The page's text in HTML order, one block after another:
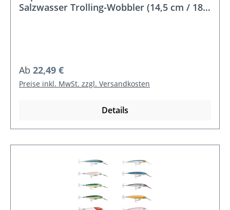
Salzwasser Trolling-Wobbler (14,5 cm / 18,5
Regulärer Preis:
Ab 22,49 €
Preise inkl. MwSt. zzgl. Versandkosten
Details